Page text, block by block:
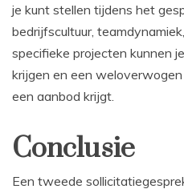
je kunt stellen tijdens het
bedrijfscultuur,
specifieke projecten kunnen
krijgen en een
een aanbod krijgt.
Conclusie
Een tweede